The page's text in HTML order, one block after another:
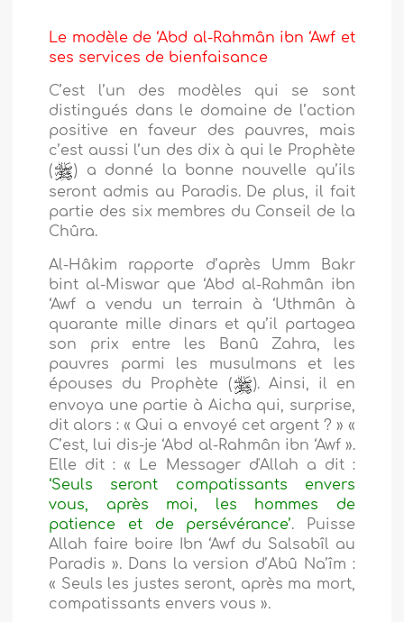
Le modèle de ‘Abd al-Rahmân ibn ‘Awf et
ses services de bienfaisance
C’est l’un des modèles qui se sont
distingués dans le domaine de l’action
positive en faveur des pauvres, mais
c’est aussi l’un des dix à qui le Prophète
(
) a donné la bonne nouvelle qu’ils
seront admis au Paradis. De plus, il fait
partie des six membres du Conseil de la
Chûra.
Al-Hâkim rapporte d’après Umm Bakr
bint al-Miswar que ‘Abd al-Rahmân ibn
‘Awf a vendu un terrain à ‘Uthmân à
quarante mille dinars et qu’il partagea
son prix entre les Banû Zahra, les
pauvres parmi les musulmans et les
épouses du Prophète (
). Ainsi, il en
envoya une partie à Aicha qui, surprise,
dit alors : « Qui a envoyé cet argent ? » «
C’est, lui dis-je ‘Abd al-Rahmân ibn ‘Awf ».
Elle dit : « Le Messager d'Allah a dit :
‘Seuls seront compatissants envers
vous, après moi, les hommes de
patience et de persévérance’. Puisse
Allah faire boire Ibn ‘Awf du Salsabîl au
Paradis ». Dans la version d’Abû Na’îm :
« Seuls les justes seront, après ma mort,
compatissants envers vous ».